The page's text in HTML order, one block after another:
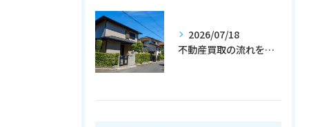
2026/07/18
不動産買取の流れを北海道札幌市でスムーズに進める方法と手続き徹底解説